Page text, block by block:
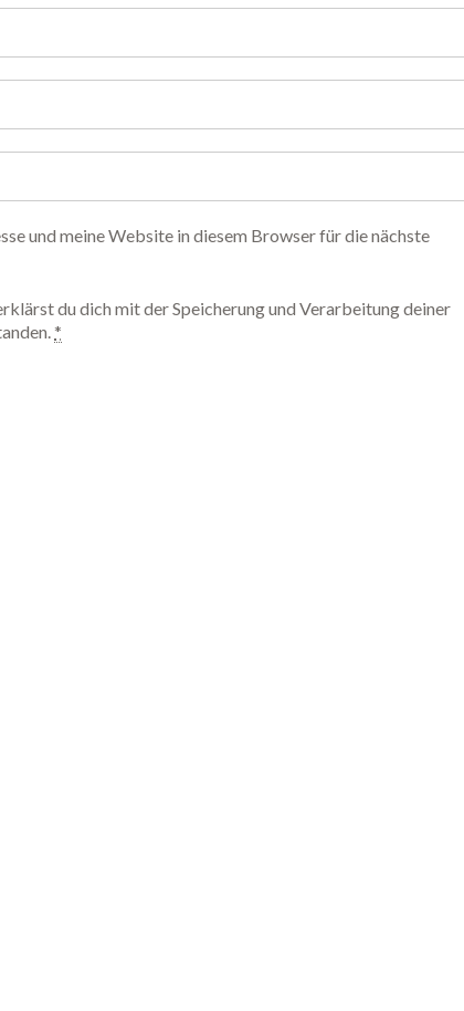
und meine Website in diesem Browser für die nächste
du dich mit der Speicherung und Verarbeitung deiner
*